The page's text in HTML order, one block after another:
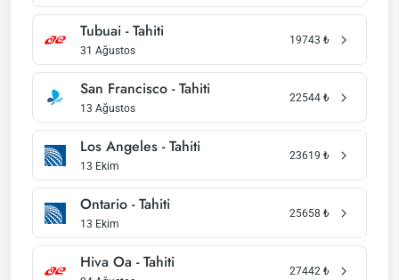
Tubuai - Tahiti
31 Ağustos
19743 ₺
San Francisco - Tahiti
13 Ağustos
22544 ₺
Los Angeles - Tahiti
13 Ekim
23619 ₺
Ontario - Tahiti
13 Ekim
25658 ₺
Hiva Oa - Tahiti 27442 ₺